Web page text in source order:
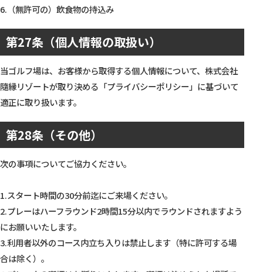
6.（無許可の）飲食物の持込み
第27条（個人情報の取扱い）
当ゴルフ場は、お客様から取得する個人情報について、株式会社
隨縁リゾートが取り決める「プライバシーポリシー」に基づいて
適正に取り扱います。
第28条（その他）
次の事項についてご協力ください。
1.スタート時間の30分前迄にご来場ください。
2.プレーはハーフラウンド2時間15分以内でラウンドされますよう
にお願いいたします。
3.利用者以外のコース内立ち入りは禁止します（特に許可する場
合は除く）。